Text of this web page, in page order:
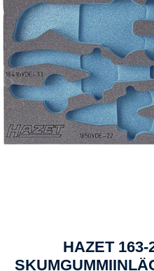
HAZET 163-